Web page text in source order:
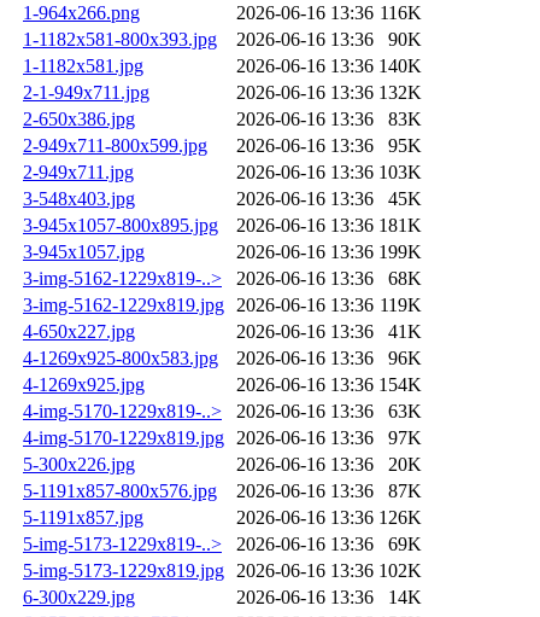
1-964x266.png
2026-06-16 13:36 116K
1-1182x581-800x393.jpg
2026-06-16 13:36
90K
1-1182x581.jpg
2026-06-16 13:36 140K
2-1-949x711.jpg
2026-06-16 13:36 132K
2-650x386.jpg
2026-06-16 13:36
83K
2-949x711-800x599.jpg
2026-06-16 13:36
95K
2-949x711.jpg
2026-06-16 13:36 103K
3-548x403.jpg
2026-06-16 13:36
45K
3-945x1057-800x895.jpg
2026-06-16 13:36 181K
3-945x1057.jpg
2026-06-16 13:36 199K
3-img-5162-1229x819-..>
2026-06-16 13:36
68K
3-img-5162-1229x819.jpg
2026-06-16 13:36 119K
4-650x227.jpg
2026-06-16 13:36
41K
4-1269x925-800x583.jpg
2026-06-16 13:36
96K
4-1269x925.jpg
2026-06-16 13:36 154K
4-img-5170-1229x819-..>
2026-06-16 13:36
63K
4-img-5170-1229x819.jpg
2026-06-16 13:36
97K
5-300x226.jpg
2026-06-16 13:36
20K
5-1191x857-800x576.jpg
2026-06-16 13:36
87K
5-1191x857.jpg
2026-06-16 13:36 126K
5-img-5173-1229x819-..>
2026-06-16 13:36
69K
5-img-5173-1229x819.jpg
2026-06-16 13:36 102K
6-300x229.jpg
2026-06-16 13:36
14K